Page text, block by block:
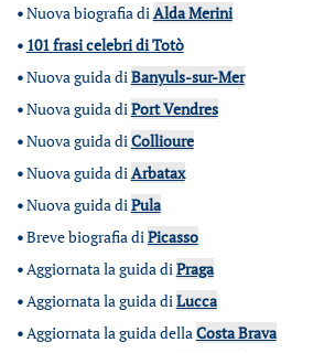
•Nuova biografia diAlda Merini
• 101 frasi celebri di Totò
•Nuova guida diBanyuls-sur-Mer
•Nuova guida diPort Vendres
•Nuova guida diCollioure
•Nuova guida diArbatax
•Nuova guida diPula
•Breve biografia diPicasso
•Aggiornata la guida diPraga
•Aggiornata la guida diLucca
•Aggiornata la guida dellaCosta Brava